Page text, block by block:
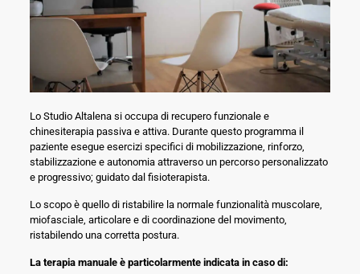
Lo Studio Altalena si occupa di recupero funzionale e
chinesiterapia passiva e attiva. Durante questo programma il
paziente esegue esercizi specifici di mobilizzazione, rinforzo,
stabilizzazione e autonomia attraverso un percorso personalizzato
e progressivo; guidato dal fisioterapista.
Lo scopo è quello di ristabilire la normale funzionalità muscolare,
miofasciale, articolare e di coordinazione del movimento,
ristabilendo una corretta postura.
La terapia manuale è particolarmente indicata in caso di: